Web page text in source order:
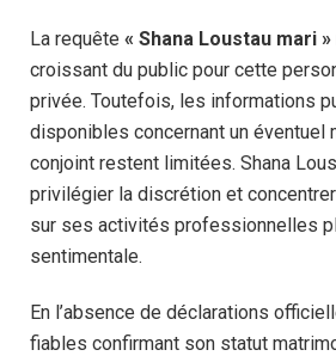
La requête « Shana Loustau mari »
croissant du public pour cette
privée. Toutefois, les informations
disponibles concernant un éventuel
conjoint restent limitées. Shana
privilégier la discrétion et
sur ses activités professionnelles
sentimentale.
En l’absence de déclarations
fiables confirmant son statut